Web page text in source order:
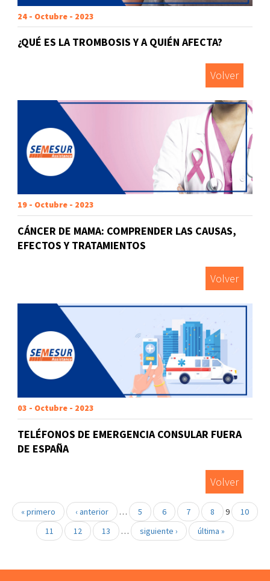
24 - Octubre - 2023
¿QUÉ ES LA TROMBOSIS Y A QUIÉN AFECTA?
Volver
19 - Octubre - 2023
CÁNCER DE MAMA: COMPRENDER LAS CAUSAS,
EFECTOS Y TRATAMIENTOS
Volver
03 - Octubre - 2023
TELÉFONOS DE EMERGENCIA CONSULAR FUERA
DE ESPAÑA
Volver
« primero ‹ anterior … 5 6 7 8 9
10
11
12 13 … siguiente › última »